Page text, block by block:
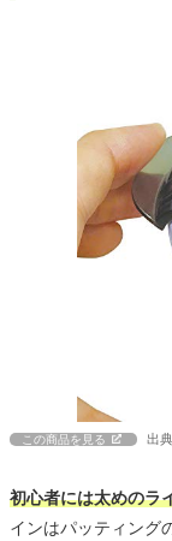
この商品を見る 出
初心者には太めのラ
インはパッティング